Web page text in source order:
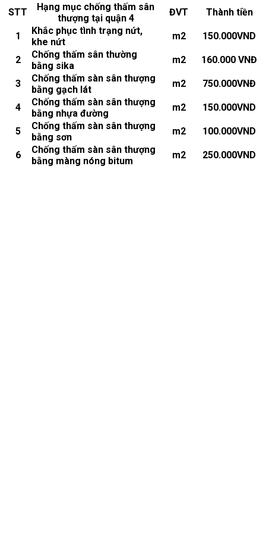
STT
Hạng mục chống thấm sân
thượng tại quận 4
ĐVT Thành tiền
1
Khắc phục tình trạng nứt,
khe nứt
m2 150.000VND
2
Chống thấm sân thường
bằng sika
m2 160.000 VNĐ
3
Chống thấm sàn sân thượng
bằng gạch lát
m2 750.000VNĐ
4
Chống thấm sàn sân thượng
bằng nhựa đường
m2 150.000VND
5
Chống thấm sàn sân thượng
bằng sơn
m2 100.000VND
6
Chống thấm sàn sân thượng
bằng màng nóng bitum
m2 250.000VND